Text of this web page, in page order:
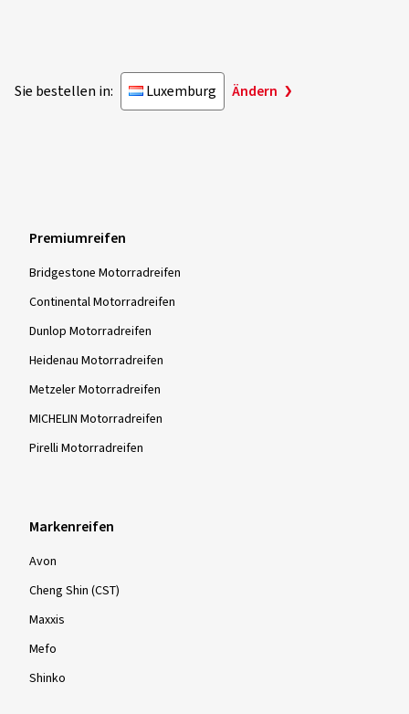
Sie bestellen in: Luxemburg Ändern
Premiumreifen
Bridgestone Motorradreifen
Continental Motorradreifen
Dunlop Motorradreifen
Heidenau Motorradreifen
Metzeler Motorradreifen
MICHELIN Motorradreifen
Pirelli Motorradreifen
Markenreifen
Avon
Cheng Shin (CST)
Maxxis
Mefo
Shinko